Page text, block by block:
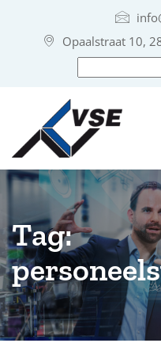
Opaalstraat 10,
Tag: